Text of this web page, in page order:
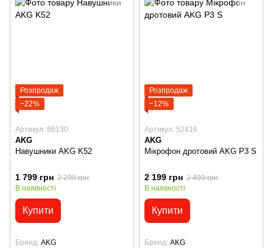
Розпродаж
−22%
Артикул: 86130
AKG
Навушники AKG K52
1 799 грн 2 299 грн
В наявності
Купити
Бренд AKG
Розпродаж
−12%
Артикул: 52416
AKG
Мікрофон дротовий AKG P3 S
2 199 грн 2 499 грн
В наявності
Купити
Бренд AKG